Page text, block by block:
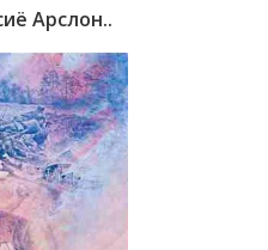
Арслон..